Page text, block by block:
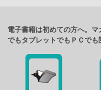
電子書籍は初めての方へ。
でもタブレットでもＰＣでも